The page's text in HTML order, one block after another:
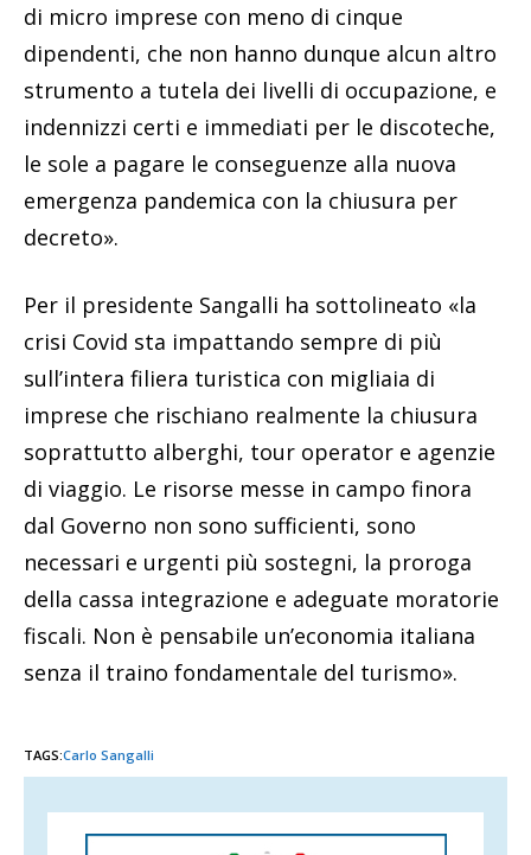
di micro imprese con meno di cinque
dipendenti, che non hanno dunque alcun altro
strumento a tutela dei livelli di occupazione, e
indennizzi certi e immediati per le discoteche,
le sole a pagare le conseguenze alla nuova
emergenza pandemica con la chiusura per
decreto».
Per il presidente Sangalli ha sottolineato «la
crisi Covid sta impattando sempre di più
sull’intera filiera turistica con migliaia di
imprese che rischiano realmente la chiusura
soprattutto alberghi, tour operator e agenzie
di viaggio. Le risorse messe in campo finora
dal Governo non sono sufficienti, sono
necessari e urgenti più sostegni, la proroga
della cassa integrazione e adeguate moratorie
fiscali. Non è pensabile un’economia italiana
senza il traino fondamentale del turismo».
TAGS:Carlo Sangalli